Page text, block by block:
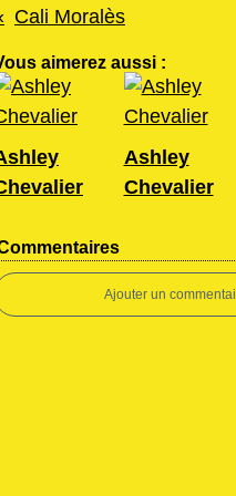
Cali Moralès
aimerez aussi :
Ashley
Chevalier
Ajouter un